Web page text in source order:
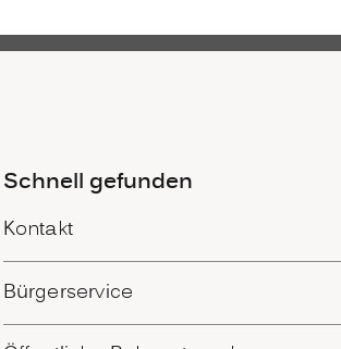
Schnell gefunden
Kontakt
Bürgerservice